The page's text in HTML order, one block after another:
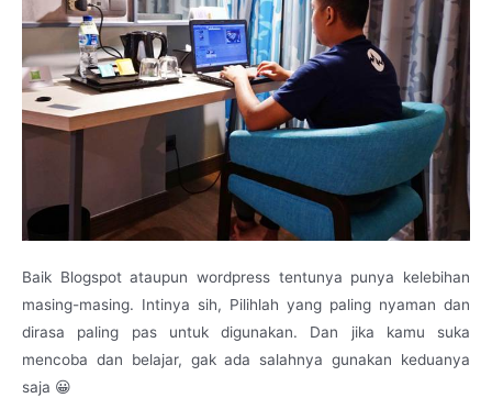
Baik Blogspot ataupun wordpress tentunya punya kelebihan
masing-masing. Intinya sih, Pilihlah yang paling nyaman dan
dirasa paling pas untuk digunakan. Dan jika kamu suka
mencoba dan belajar, gak ada salahnya gunakan keduanya
saja 😀